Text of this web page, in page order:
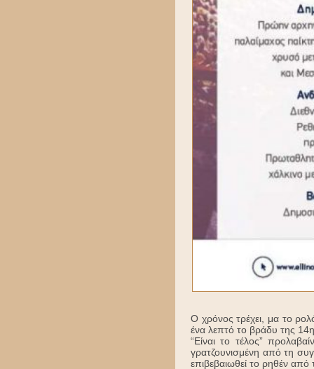
Ο χρόνος τρέχει, μα το
ένα λεπτό το βράδυ της
“Είναι το τέλος”
γρατζουνισμένη από τη
επιβεβαιωθεί το ρηθέν